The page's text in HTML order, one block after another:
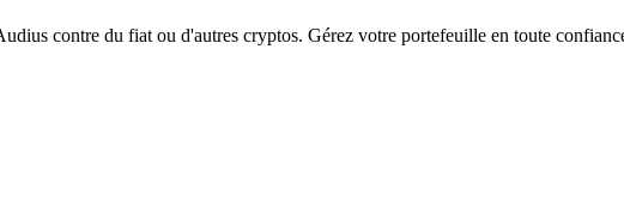
contre du fiat ou d'autres cryptos. Gérez votre portefeuille en toute